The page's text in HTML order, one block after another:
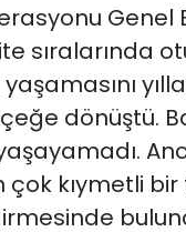
Genel
sıralarında
dönüştü.
kıymetli